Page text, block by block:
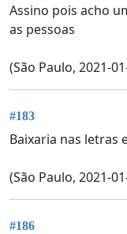
Assino pois acho
as pessoas
(São Paulo, 2021-
#183
Baixaria nas letras
(São Paulo, 2021-
#186